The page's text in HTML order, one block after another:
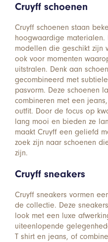
Cruyff schoenen
Cruyff schoenen staan
hoogwaardige
modellen die geschikt zijn
ook voor momenten
uitstralen. Denk aan
gecombineerd met
pasvorm. Deze schoenen
combineren met een
outfit. Door de focus op
lang mooi en bieden ze
maakt Cruyff een geliefd
zoek zijn naar schoenen
zijn.
Cruyff sneakers
Cruyff sneakers vormen
de collectie. Deze
look met een luxe
uiteenlopende
T shirt en jeans, of